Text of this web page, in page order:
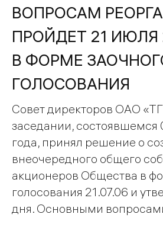
ВОПРОСАМ
ПРОЙДЕТ 21 ИЮЛЯ
В ФОРМЕ
ГОЛОСОВАНИЯ
Совет директоров ОАО
заседании,
года, принял решение о
внеочередного общего
акционеров Общества в
голосования 21.07.06 и
дня. Основными